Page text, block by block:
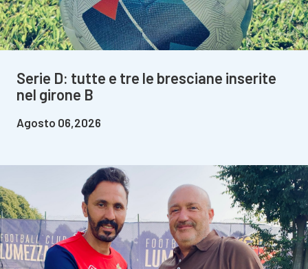
Serie D: tutte e tre le bresciane inserite
nel girone B
Agosto 06,2026